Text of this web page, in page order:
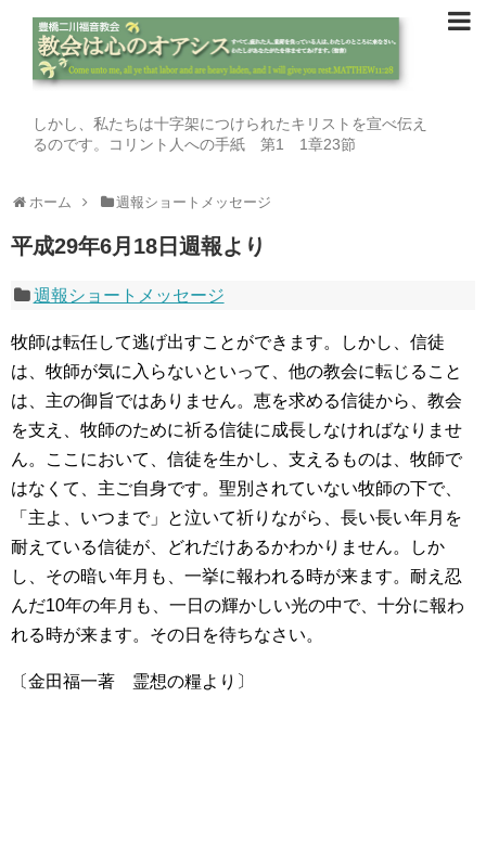
しかし、私たちは十字架につけられたキリストを宣べ伝え
るのです。コリント人への手紙 第1 1章23節
ホーム 週報ショートメッセージ
平成29年6月18日週報より
週報ショートメッセージ
牧師は転任して逃げ出すことができます。しかし、信徒
は、牧師が気に入らないといって、他の教会に転じること
は、主の御旨ではありません。恵を求める信徒から、教会
を支え、牧師のために祈る信徒に成長しなければなりませ
ん。ここにおいて、信徒を生かし、支えるものは、牧師で
はなくて、主ご自身です。聖別されていない牧師の下で、
「主よ、いつまで」と泣いて祈りながら、長い長い年月を
耐えている信徒が、どれだけあるかわかりません。しか
し、その暗い年月も、一挙に報われる時が来ます。耐え忍
んだ10年の年月も、一日の輝かしい光の中で、十分に報わ
れる時が来ます。その日を待ちなさい。
〔金田福一著 霊想の糧より〕